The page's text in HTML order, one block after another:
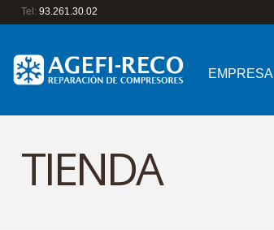
Tel: 93.261.30.02
EMPRESA
TIENDA